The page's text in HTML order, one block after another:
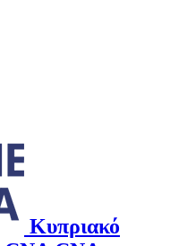
Κυπριακό